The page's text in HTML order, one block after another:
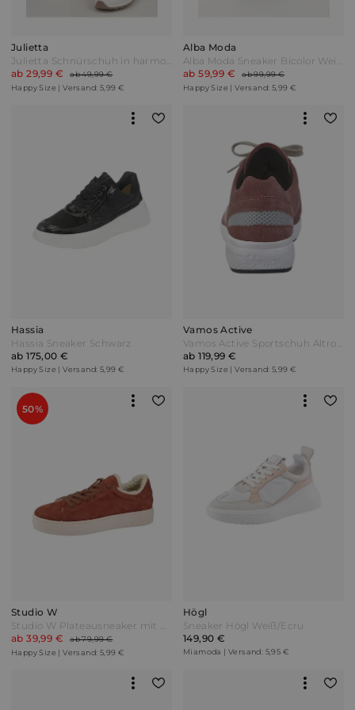
Julietta
Julietta Schnürschuh in harmonischer Farbkombination Weiß-Pink
ab 29,99 €
ab 49,99 €
Happy Size | Versand: 5,99 €
Alba Moda
Alba Moda Sneaker Bicolor Weiß/Lavendel
ab 59,99 €
ab 99,99 €
Happy Size | Versand: 5,99 €
Hassia
Hassia Sneaker Schwarz
ab 175,00 €
Happy Size | Versand: 5,99 €
Vamos Active
Vamos Active Sportschuh Altrosa Pink
ab 119,99 €
Happy Size | Versand: 5,99 €
50%
Studio W
Studio W Plateausneaker mit wunderschöner Kunstfell-Verzierung Rost Orange
ab 39,99 €
ab 79,99 €
Happy Size | Versand: 5,99 €
Högl
Sneaker Högl Weiß/Ecru
149,90 €
Miamoda | Versand: 5,95 €